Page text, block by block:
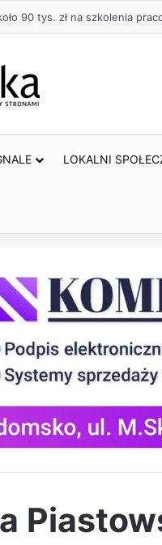
90 tys. zł na szkolenia
LOKALNI